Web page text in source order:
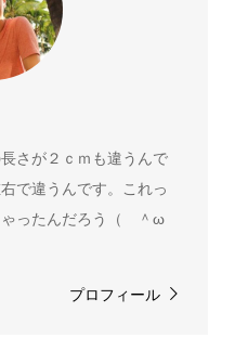
さが２ｃｍも違うんで
で違うんです。これっ
ゃったんだろう（ ＾ω
プロフィール